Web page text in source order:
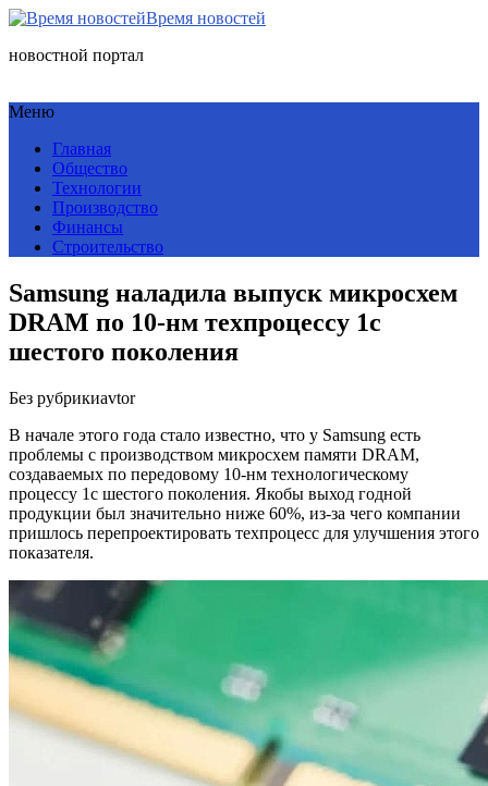
Время новостей
новостной портал
Меню
Главная
Общество
Технологии
Производство
Финансы
Строительство
Samsung наладила выпуск микросхем
DRAM по 10-нм техпроцессу 1c
шестого поколения
Без рубрикиavtor
В начале этого года стало известно, что у Samsung есть
проблемы с производством микросхем памяти DRAM,
создаваемых по передовому 10-нм технологическому
процессу 1c шестого поколения. Якобы выход годной
продукции был значительно ниже 60%, из-за чего компании
пришлось перепроектировать техпроцесс для улучшения этого
показателя.